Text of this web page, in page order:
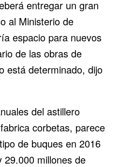
entregar un gran
al Ministerio de
espacio para nuevos
de las obras de
está determinado, dijo
del astillero
corbetas, parece
de buques en 2016
millones de